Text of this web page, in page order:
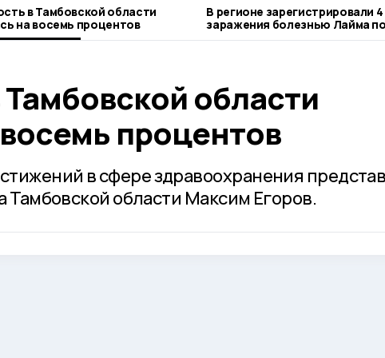
в Тамбовской области
на восемь процентов
В регионе зарегистрировали
заражения болезнью Лайма
клеща
области
процентов
в сфере здравоохранения
Тамбовской области Максим Егоров.